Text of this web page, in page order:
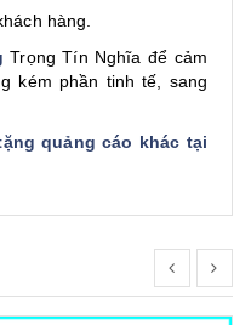
hàng.
Trọng Tín Nghĩa để cảm
kém phần tinh tế, sang
quảng cáo khác tại